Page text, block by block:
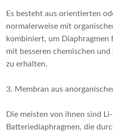
Es besteht aus orientierten
normalerweise mit
kombiniert, um
mit besseren chemischen
zu erhalten.
3. Membran aus
Die meisten von ihnen sind
Batteriediaphragmen, die